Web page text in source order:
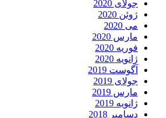
جولای 2020
ژوئن 2020
می 2020
مارس 2020
فوریه 2020
ژانویه 2020
آگوست 2019
جولای 2019
مارس 2019
ژانویه 2019
دسامبر 2018